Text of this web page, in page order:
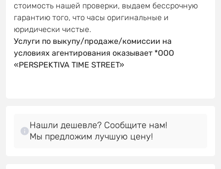
стоимость нашей проверки, выдаем бессрочную
гарантию того, что часы оригинальные и
юридически чистые.
Услуги по выкупу/продаже/комиссии на
условиях агентирования оказывает *OOO
«PERSPEKTIVA TIME STREET»
Нашли дешевле? Сообщите нам!
Мы предложим лучшую цену!